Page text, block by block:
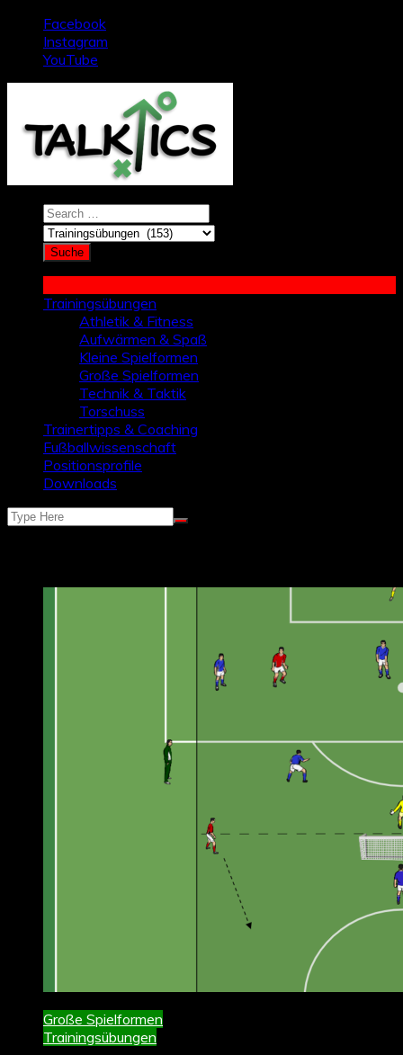
springen
Facebook
Instagram
YouTube
Trainingsübungen
Athletik & Fitness
Aufwärmen & Spaß
Kleine Spielformen
Große Spielformen
Technik & Taktik
Torschuss
Trainertipps & Coaching
Fußballwissenschaft
Positionsprofile
Downloads
Große Spielformen
Trainingsübungen